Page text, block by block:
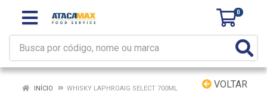
0
VOLTAR
INÍCIO WHISKY LAPHROAIG SELECT 700ML